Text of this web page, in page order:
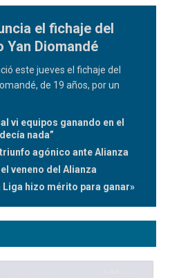
el fichaje del
Yan Diomandé
este jueves el fichaje del
de 19 años, por un
vi equipos ganando en el
nada”
agónico ante Alianza
veneno del Alianza
Liga hizo mérito para ganar»